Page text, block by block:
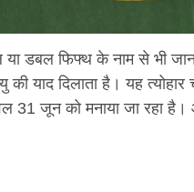
फिफ्थ के नाम से भी जाना
याद दिलाता है। यह
31 जून को मनाया जा रहा है।